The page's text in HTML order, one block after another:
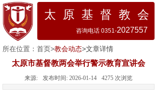
太 原 基 督 教 会
咨询电话 0351-2027557
所在位置： 首页>教会动态>文章详情
太原市基督教两会举行警示教育宣讲会
来源: 发布时间: 2026-01-14 4275 次浏览